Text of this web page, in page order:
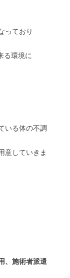
っており
る環境に
いる体の不調
意していきま
、施術者派遣